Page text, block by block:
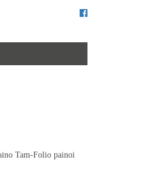
Tam-Folio painoi